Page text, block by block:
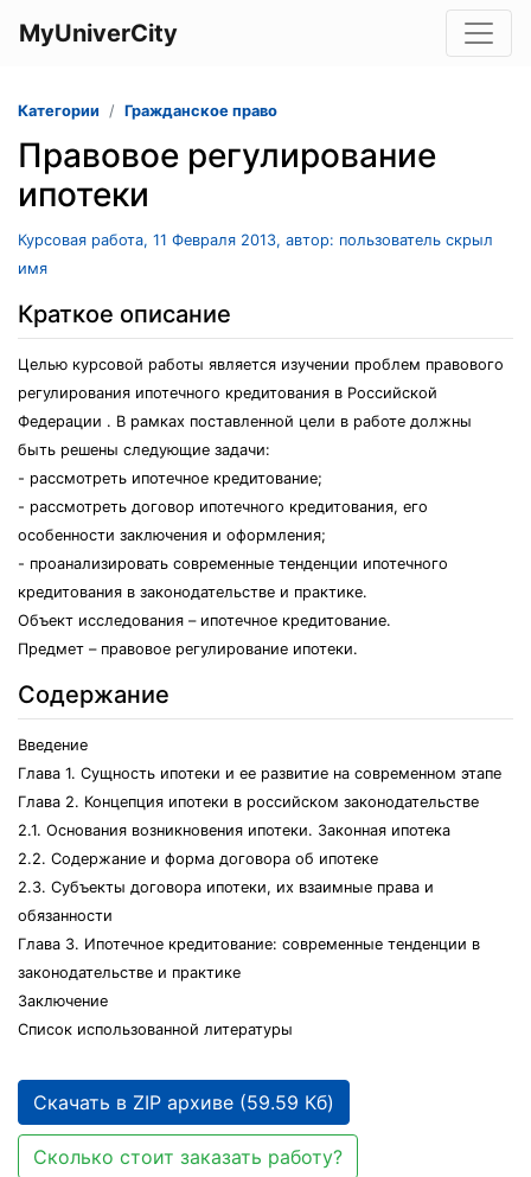
MyUniverCity
Категории Гражданское право
Правовое регулирование
ипотеки
Курсовая работа, 11 Февраля 2013, автор: пользователь скрыл
имя
Краткое описание
Целью курсовой работы является изучении проблем правового
регулирования ипотечного кредитования в Российской
Федерации . В рамках поставленной цели в работе должны
быть решены следующие задачи:
- рассмотреть ипотечное кредитование;
- рассмотреть договор ипотечного кредитования, его
особенности заключения и оформления;
- проанализировать современные тенденции ипотечного
кредитования в законодательстве и практике.
Объект исследования – ипотечное кредитование.
Предмет – правовое регулирование ипотеки.
Содержание
Введение
Глава 1. Сущность ипотеки и ее развитие на современном этапе
Глава 2. Концепция ипотеки в российском законодательстве
2.1. Основания возникновения ипотеки. Законная ипотека
2.2. Содержание и форма договора об ипотеке
2.3. Субъекты договора ипотеки, их взаимные права и
обязанности
Глава 3. Ипотечное кредитование: современные тенденции в
законодательстве и практике
Заключение
Список использованной литературы
Скачать в ZIP архиве (59.59 Кб)
Сколько стоит заказать работу?